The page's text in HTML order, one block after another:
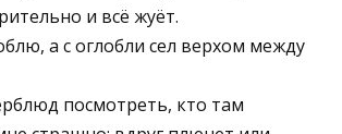
и всё жуёт.
а с оглобли сел верхом между
посмотреть, кто там